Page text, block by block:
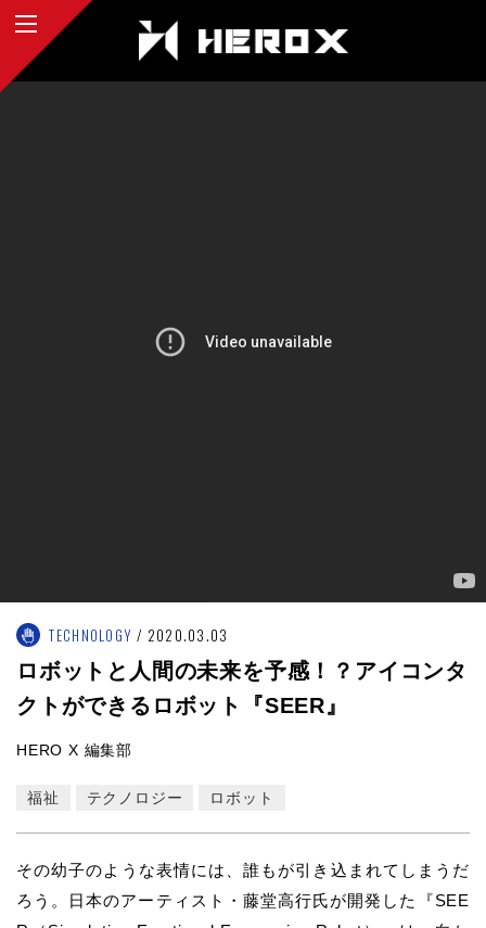
TECHNOLOGY 2020.03.03
ロボットと人間の未来を予感！？アイコンタ
クトができるロボット『SEER』
HERO X 編集部
福祉 テクノロジー ロボット
その幼子のような表情には、誰もが引き込まれてしまうだ
ろう。日本のアーティスト・藤堂高行氏が開発した『SEE